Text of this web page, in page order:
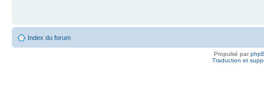
Index du forum
Propulsé par
Traduction et